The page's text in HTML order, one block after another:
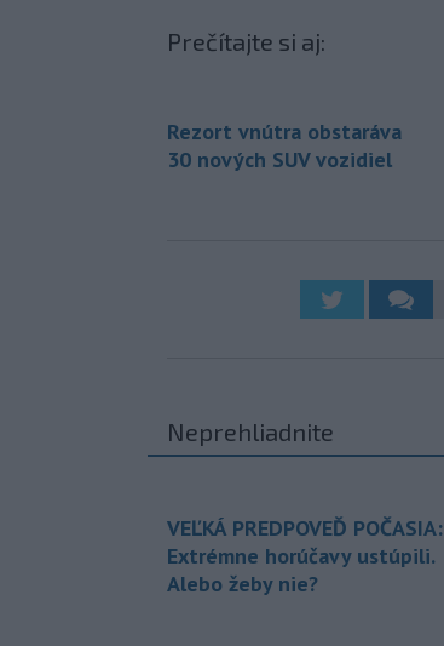
Prečítajte si aj:
Rezort vnútra obstaráva
30 nových SUV vozidiel
Neprehliadnite
VEĽKÁ PREDPOVEĎ POČASIA:
Extrémne horúčavy ustúpili.
Alebo žeby nie?